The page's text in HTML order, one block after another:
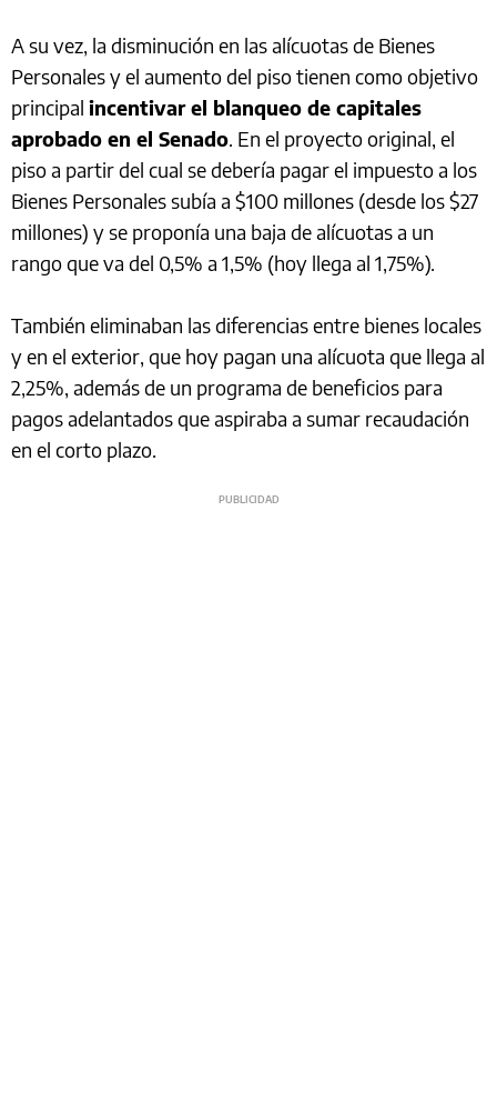
A su vez, la disminución en las alícuotas de Bienes
Personales y el aumento del piso tienen como objetivo
principal incentivar el blanqueo de capitales
aprobado en el Senado. En el proyecto original, el
piso a partir del cual se debería pagar el impuesto a los
Bienes Personales subía a $100 millones (desde los $27
millones) y se proponía una baja de alícuotas a un
rango que va del 0,5% a 1,5% (hoy llega al 1,75%).
También eliminaban las diferencias entre bienes locales
y en el exterior, que hoy pagan una alícuota que llega al
2,25%, además de un programa de beneficios para
pagos adelantados que aspiraba a sumar recaudación
en el corto plazo.